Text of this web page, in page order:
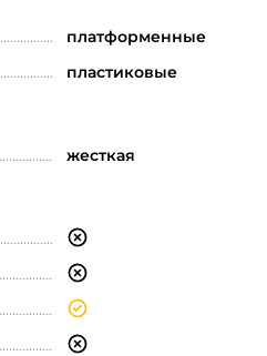
платформенные
пластиковые
жесткая